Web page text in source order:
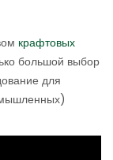
крафтовых
большой выбор
для